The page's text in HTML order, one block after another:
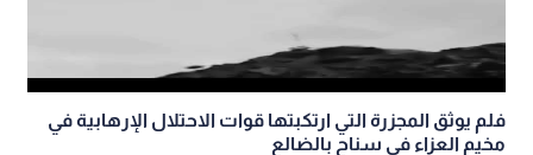
فلم يوثق المجزرة التي ارتكبتها قوات الاحتلال الإرهابية في
مخيم العزاء في سناح بالضالع